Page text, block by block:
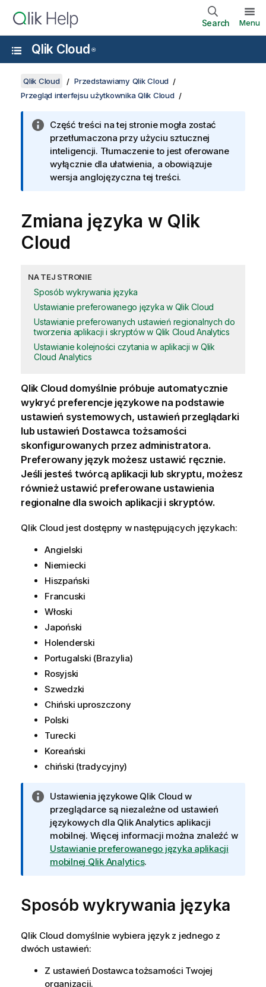
Search Menu
Qlik Cloud ®
Qlik Cloud
Przedstawiamy Qlik Cloud
Przegląd interfejsu użytkownika Qlik Cloud
Część treści na tej stronie mogła zostać
przetłumaczona przy użyciu sztucznej
inteligencji. Tłumaczenie to jest oferowane
wyłącznie dla ułatwienia, a obowiązuje
wersja anglojęzyczna tej treści.
Zmiana języka w Qlik
Cloud
NA TEJ STRONIE
Sposób wykrywania języka
Ustawianie preferowanego języka w Qlik Cloud
Ustawianie preferowanych ustawień regionalnych do
tworzenia aplikacji i skryptów w Qlik Cloud Analytics
Ustawianie kolejności czytania w aplikacji w Qlik
Cloud Analytics
Qlik Clouddomyślnie próbuje automatycznie
wykryć preferencje językowe na podstawie
ustawień systemowych, ustawień przeglądarki
lub ustawień Dostawca tożsamości
skonfigurowanych przez administratora.
Preferowany język możesz ustawić ręcznie.
Jeśli jesteś twórcą aplikacji lub skryptu, możesz
również ustawić preferowane ustawienia
regionalne dla swoich aplikacjii skryptów.
Qlik Cloud jest dostępny w następujących językach:
Angielski
Niemiecki
Hiszpański
Francuski
Włoski
Japoński
Holenderski
Portugalski (Brazylia)
Rosyjski
Szwedzki
Chiński uproszczony
Polski
Turecki
Koreański
chiński (tradycyjny)
I
n
f
o
r
m
j
a
Ustawienia językowe Qlik Cloud w
przeglądarce są niezależne od ustawień
językowych dla Qlik Analyticsaplikacji
mobilnej. Więcej informacji można znaleźć w
Ustawianie preferowanego języka aplikacji
mobilnej Qlik Analytics.
Sposób wykrywania języka
Qlik Cloud domyślnie wybiera język z jednego z
dwóch ustawień:
Z ustawień Dostawca tożsamości Twojej
organizacji.